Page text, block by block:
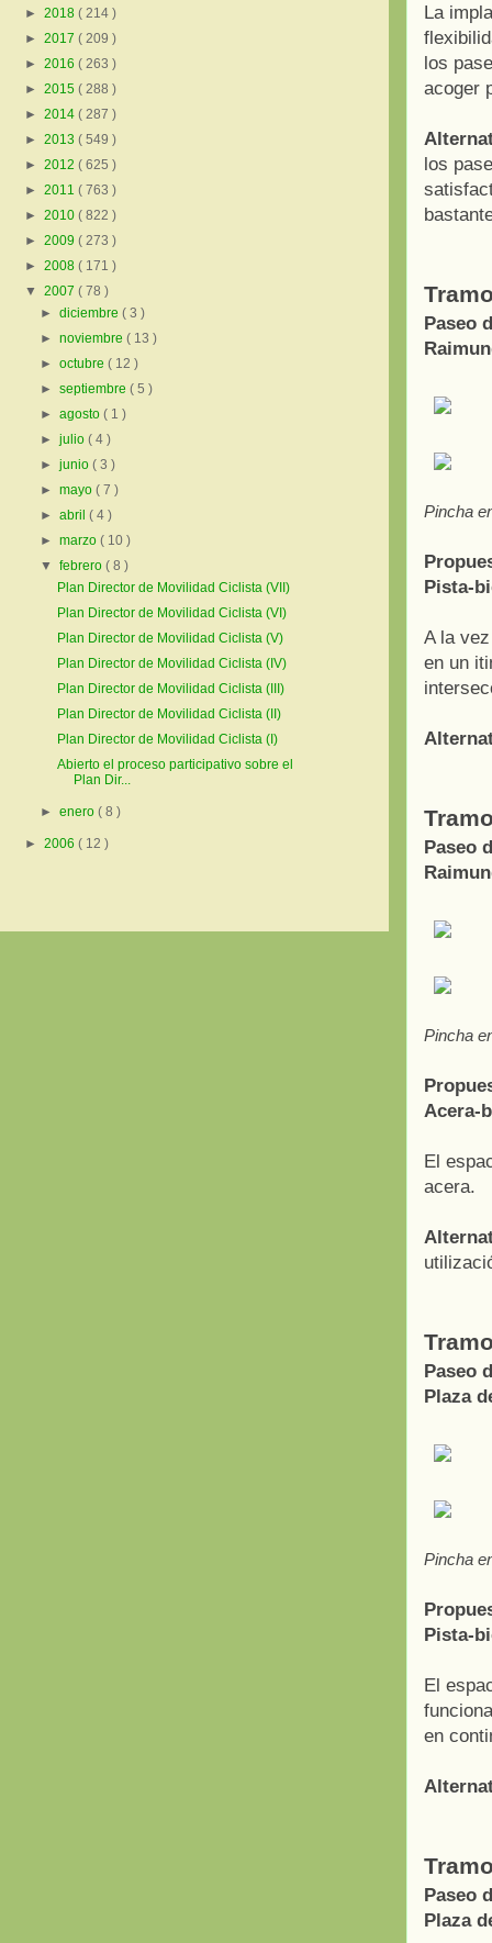
La
los
acoger
los
Paseo
Pincha
Pista-
A la
en un
Paseo
Pincha
Acera-
El
acera.
Paseo
Plaza
Pincha
Pista-
El
en
Paseo
Plaza
► 2018 ( 214 )
► 2017 ( 209 )
► 2016 ( 263 )
► 2015 ( 288 )
► 2014 ( 287 )
► 2013 ( 549 )
► 2012 ( 625 )
► 2011 ( 763 )
► 2010 ( 822 )
► 2009 ( 273 )
► 2008 ( 171 )
▼ 2007 ( 78 )
►diciembre( 3 )
►noviembre( 13 )
►octubre( 12 )
►septiembre( 5 )
►agosto( 1 )
►julio( 4 )
►junio( 3 )
►mayo( 7 )
►abril( 4 )
►marzo( 10 )
▼febrero( 8 )
Plan Director de Movilidad Ciclista (VII)
Plan Director de Movilidad Ciclista (VI)
Plan Director de Movilidad Ciclista (V)
Plan Director de Movilidad Ciclista (IV)
Plan Director de Movilidad Ciclista (III)
Plan Director de Movilidad Ciclista (II)
Plan Director de Movilidad Ciclista (I)
Abierto el proceso participativo sobre el
Plan Dir...
►enero( 8 )
► 2006 ( 12 )